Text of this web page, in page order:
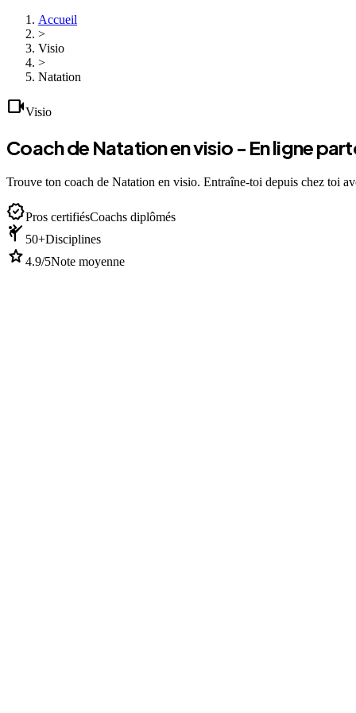
Accueil
>
Visio
>
Natation
videocamVisio
Coach de Natation en visio - En ligne
Trouve ton coach de Natation en visio. Entraîne-toi depuis chez toi
verifiedPros certifiésCoachs diplômés
sports_martial_arts 50+Disciplines
star4.9/5Note moyenne